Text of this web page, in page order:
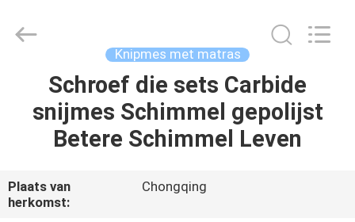
HUIS
PRODUCTEN
VIDEO'S
Limited.
Knipmes met matras
Schroef die sets Carbide
snijmes Schimmel gepolijst
Betere Schimmel Leven
Plaats van
herkomst:
Chongqing